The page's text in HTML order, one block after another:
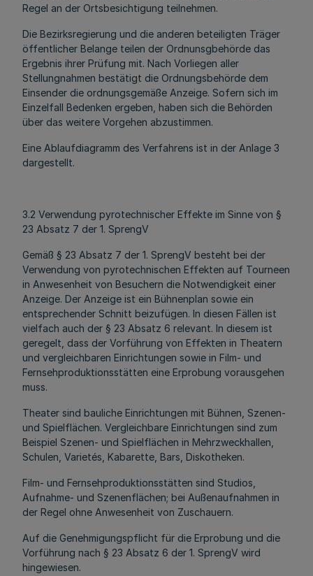
Regel an der Ortsbesichtigung teilnehmen.
Die Bezirksregierung und die anderen beteiligten Träger
öffentlicher Belange teilen der Ordnunsgbehörde das
Ergebnis ihrer Prüfung mit. Nach Vorliegen aller
Stellungnahmen bestätigt die Ordnungsbehörde dem
Einsender die ordnungsgemäße Anzeige. Sofern sich im
Einzelfall Bedenken ergeben, haben sich die Behörden
über das weitere Vorgehen abzustimmen.
Eine Ablaufdiagramm des Verfahrens ist in der Anlage 3
dargestellt.
3.2 Verwendung pyrotechnischer Effekte im Sinne von §
23 Absatz 7 der 1. SprengV
Gemäß § 23 Absatz 7 der 1. SprengV besteht bei der
Verwendung von pyrotechnischen Effekten auf Tourneen
in Anwesenheit von Besuchern die Notwendigkeit einer
Anzeige. Der Anzeige ist ein Bühnenplan sowie ein
entsprechender Schnitt beizufügen. In diesen Fällen ist
vielfach auch der § 23 Absatz 6 relevant. In diesem ist
geregelt, dass der Vorführung von Effekten in Theatern
und vergleichbaren Einrichtungen sowie in Film- und
Fernsehproduktionsstätten eine Erprobung vorausgehen
muss.
Theater sind bauliche Einrichtungen mit Bühnen, Szenen-
und Spielflächen. Vergleichbare Einrichtungen sind zum
Beispiel Szenen- und Spielflächen in Mehrzweckhallen,
Schulen, Varietés, Kabarette, Bars, Diskotheken.
Film- und Fernsehproduktionsstätten sind Studios,
Aufnahme- und Szenenflächen; bei Außenaufnahmen in
der Regel ohne Anwesenheit von Zuschauern.
Auf die Genehmigungspflicht für die Erprobung und die
Vorführung nach § 23 Absatz 6 der 1. SprengV wird
hingewiesen.